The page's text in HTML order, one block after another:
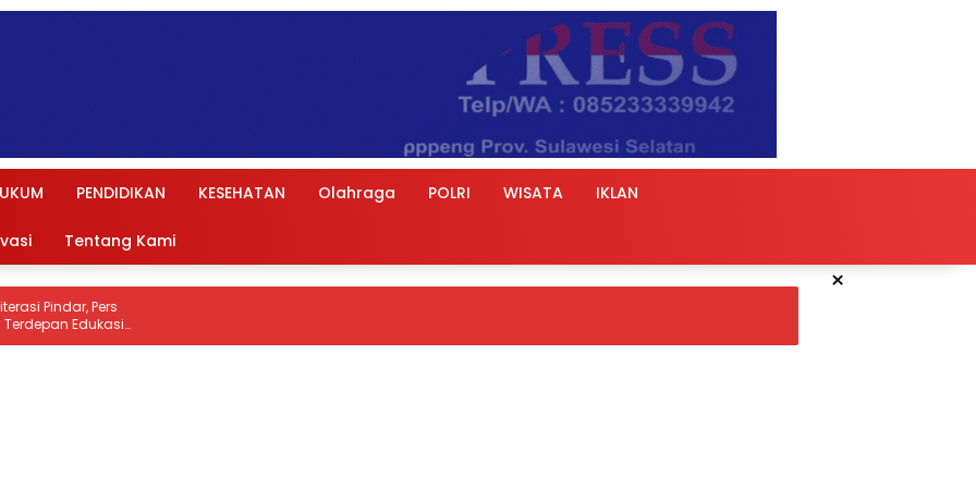
PENDIDIKAN KESEHATAN Olahraga POLRI WISATA IKLAN
Tentang Kami
×